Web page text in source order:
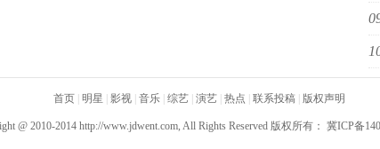
首页 明星 影视 音乐 综艺 演艺 热点 联系投稿 版权声明
@ 2010-2014 http://www.jdwent.com, All Rights Reserved 版权所有： 冀ICP备